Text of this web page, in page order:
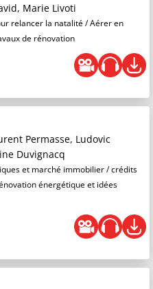
Marie Livoti
relancer la natalité / Aérer en
de rénovation
Permasse, Ludovic
Duvignacq
et marché immobilier / crédits
énergétique et idées